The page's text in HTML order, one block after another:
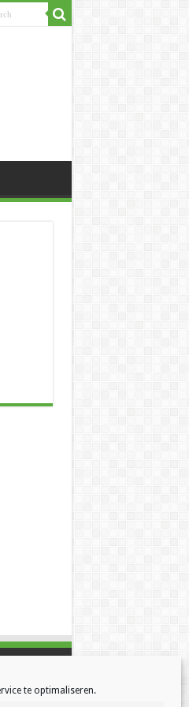
te optimaliseren.